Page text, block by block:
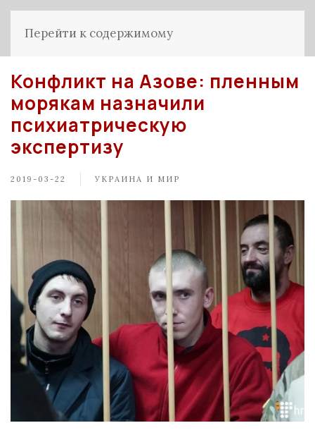
Перейти к содержимому
Конфликт на Азове: пленным
морякам назначили
психиатрическую
экспертизу
2019-03-22 УКРАИНА И МИР